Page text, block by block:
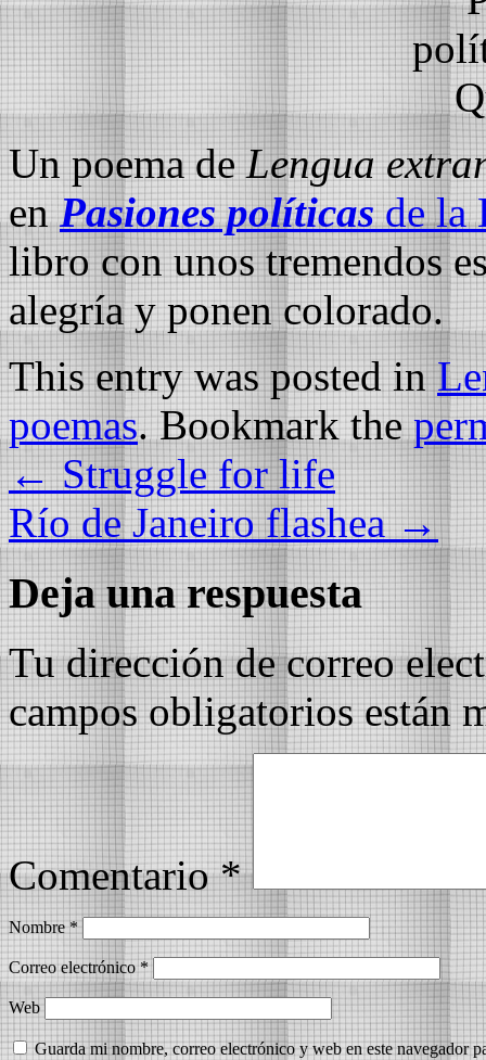
Un poema deLengua
enPasiones políticasde la
libro con unos tremendos
alegría y ponen colorado.
This entry was posted in
poemas. Bookmark the
←Struggle for life
Río de Janeiro flashea→
Deja una respuesta
Tu dirección de correo
campos obligatorios están
Comentario*
Nombre *
Correo electrónico *
Web
Guarda mi nombre, correo electrónico y web en este navegador